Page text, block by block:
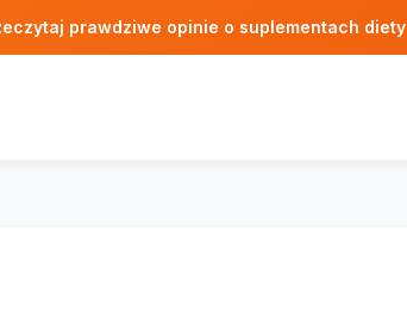
prawdziwe opinie o suplementach diety